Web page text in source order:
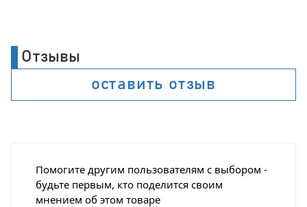
Отзывы
оставить отзыв
Помогите другим пользователям с выбором -
будьте первым, кто поделится своим
мнением об этом товаре